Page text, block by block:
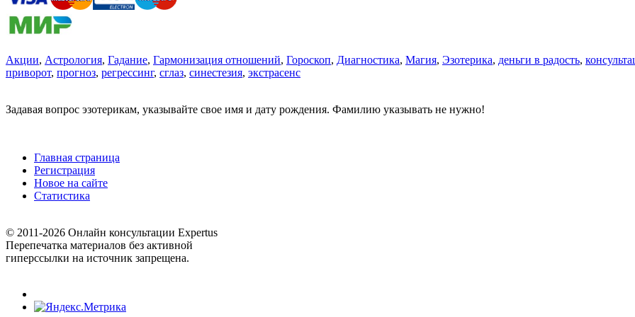
Акции, Астрология, Гадание, Гармонизация отношений, Гороскоп, Диагностика, Магия, Эзотерика, деньги в радость,
приворот, прогноз, регрессинг, сглаз, синестезия, экстрасенс
Задавая вопрос эзотерикам, указывайте свое имя и дату рождения. Фамилию указывать не нужно!
Главная страница
Регистрация
Новое на сайте
Статистика
© 2011-2026 Онлайн консультации Expertus
Перепечатка материалов без активной
гиперссылки на источник запрещена.